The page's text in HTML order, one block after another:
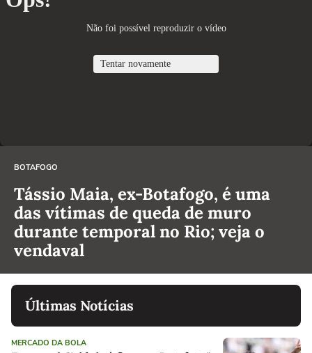
BOTAFOGO
Tássio Maia, ex-Botafogo, é uma
das vítimas de queda de muro
durante temporal no Rio; veja o
vendaval
Últimas Notícias
MERCADO DA BOLA